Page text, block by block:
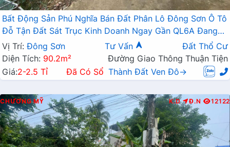
Bất Động Sản Phú Nghĩa Bán Đất Phân Lô Đông Sơn Ô Tô
Đỗ Tận Đất Sát Trục Kinh Doanh Ngay Gần QL6A Đang
Triển Khai Mở Rộng
Vị Trí: Đông Sơn Tư Vấn
Đất Thổ Cư
Diện Tích: 90.2m²
Đường Giao Thông Thuận Tiện
Giá:2-2.5 Tỉ Đã Có Sổ Thành Đất Ven Đô→
CHƯƠNG MỸ K.D Đ.N 12122